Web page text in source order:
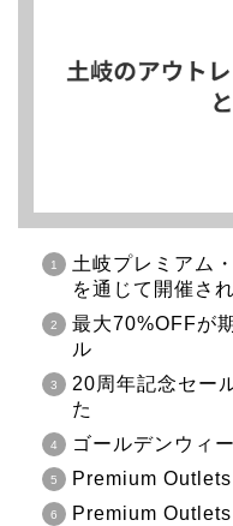
土岐プレミアム
を通じて開催さ
最大70%OFFが
ル
20周年記念セー
た
ゴールデンウィ
Premium
Premium